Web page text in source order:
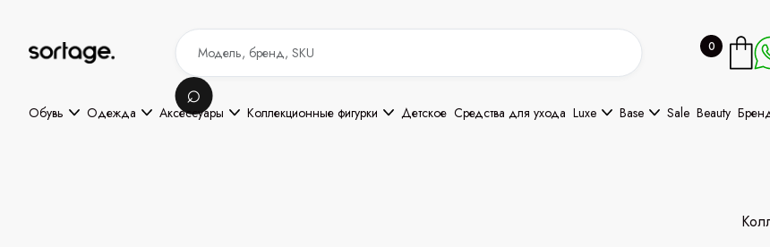
0
Обувь Одежда Аксессуары Коллекционные фигурки Детское Средства для ухода Luxe Base Sale Beauty